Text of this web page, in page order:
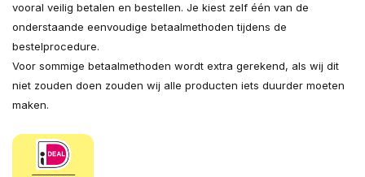
vooral veilig betalen en bestellen. Je kiest zelf één van de
onderstaande eenvoudige betaalmethoden tijdens de
bestelprocedure.
Voor sommige betaalmethoden wordt extra gerekend, als wij dit
niet zouden doen zouden wij alle producten iets duurder moeten
maken.